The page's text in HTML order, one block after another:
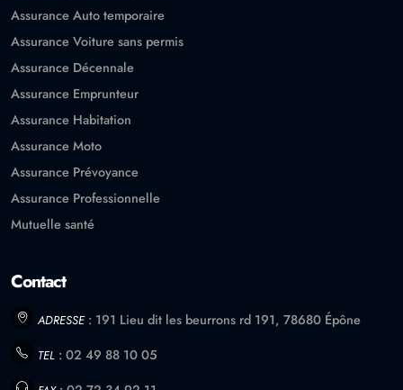
Assurance Auto temporaire
Assurance Voiture sans permis
Assurance Décennale
Assurance Emprunteur
Assurance Habitation
Assurance Moto
Assurance Prévoyance
Assurance Professionnelle
Mutuelle santé
Contact
ADRESSE: 191 Lieu dit les beurrons rd 191, 78680 Épône
TEL : 02 49 88 10 05